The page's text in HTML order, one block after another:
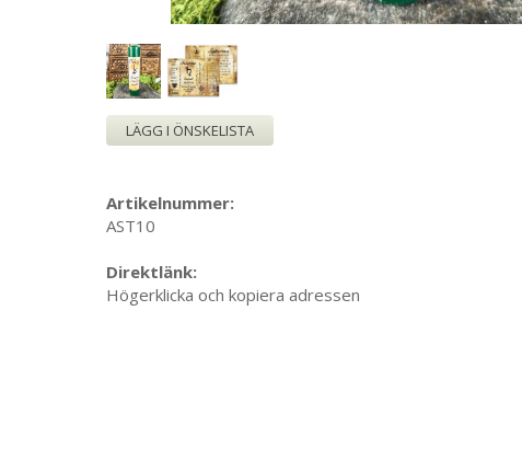
LÄGG I ÖNSKELISTA
Artikelnummer:
AST10
Direktlänk:
Högerklicka och kopiera adressen